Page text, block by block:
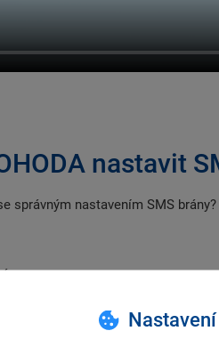
nastavit
správným nastavením SMS